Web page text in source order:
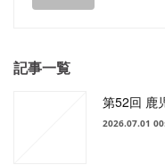
記事一覧
第52回 鹿
2026.07.01